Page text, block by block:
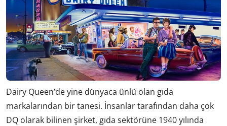
Dairy Queen’de yine dünyaca ünlü olan gıda
markalarından bir tanesi. İnsanlar tarafından daha çok
DQ olarak bilinen şirket, gıda sektörüne 1940 yılında